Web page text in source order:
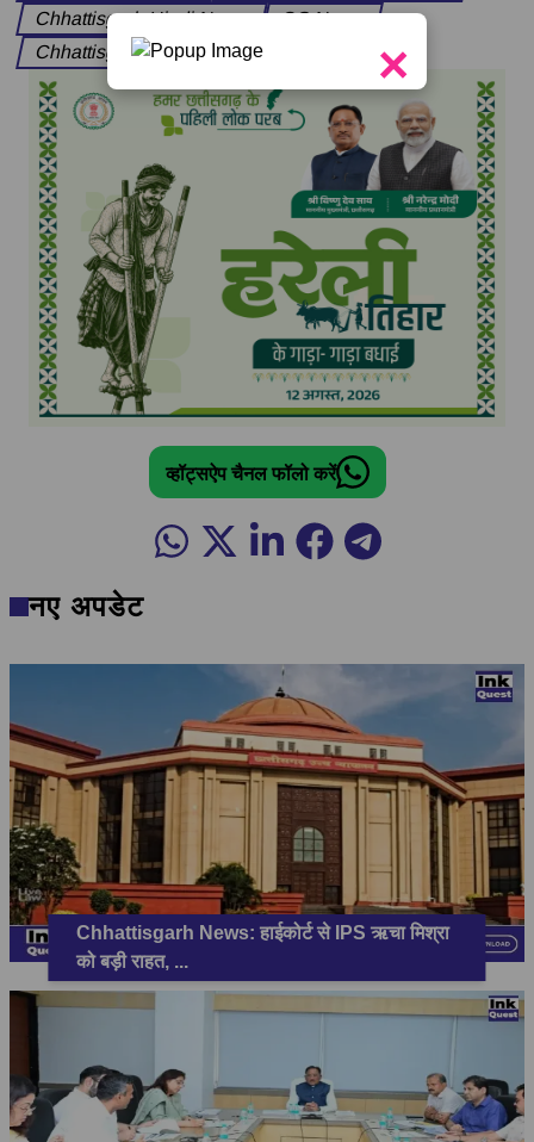
×
Chhattisgarh Hindi News
CG News
Chhattisgarh Today News
व्हॉट्सऐप चैनल फॉलो करें
नए अपडेट
Chhattisgarh News: हाईकोर्ट से IPS ऋचा मिश्रा
को बड़ी राहत, ...